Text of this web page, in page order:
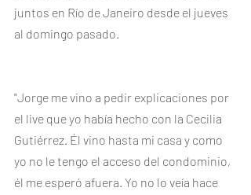
juntos en Río de Janeiro desde el jueves
al domingo pasado.
"Jorge me vino a pedir explicaciones por
el live que yo había hecho con la Cecilia
Gutiérrez. Él vino hasta mi casa y como
yo no le tengo el acceso del condominio,
él me esperó afuera. Yo no lo veía hace